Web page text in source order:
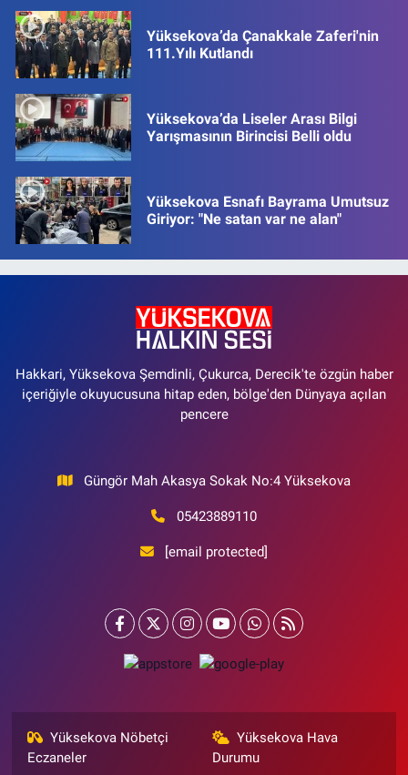
Yüksekova’da Çanakkale Zaferi'nin
111.Yılı Kutlandı
Yüksekova’da Liseler Arası Bilgi
Yarışmasının Birincisi Belli oldu
Yüksekova Esnafı Bayrama Umutsuz
Giriyor: "Ne satan var ne alan"
Hakkari, Yüksekova Şemdinli, Çukurca, Derecik'te özgün haber
içeriğiyle okuyucusuna hitap eden, bölge'den Dünyaya açılan
pencere
Güngör Mah Akasya Sokak No:4 Yüksekova
05423889110
[email protected]
Yüksekova Nöbetçi
Eczaneler
Yüksekova Hava
Durumu